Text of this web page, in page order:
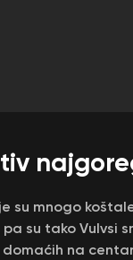
su mnogo
su tako Vulvsi
na